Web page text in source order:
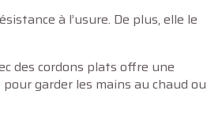
à l’usure. De plus, elle le
des cordons plats offre une
garder les mains au chaud ou